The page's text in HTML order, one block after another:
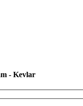
- Kevlar